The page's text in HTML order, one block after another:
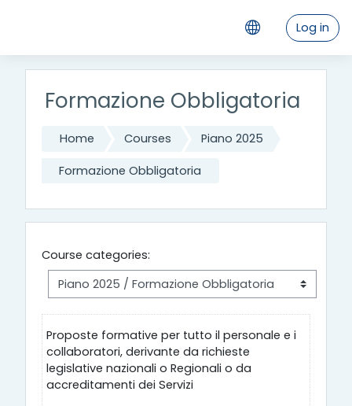
Log in
Formazione Obbligatoria
Home Courses Piano 2025
Formazione Obbligatoria
Course categories:
Proposte formative per tutto il personale e i
collaboratori, derivante da richieste
legislative nazionali o Regionali o da
accreditamenti dei Servizi